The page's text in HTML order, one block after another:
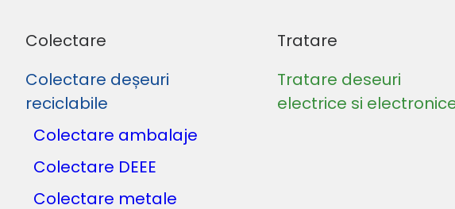
Colectare
Colectare deșeuri
reciclabile
Colectare ambalaje
Colectare DEEE
Colectare metale
Tratare
Tratare deseuri
electrice si